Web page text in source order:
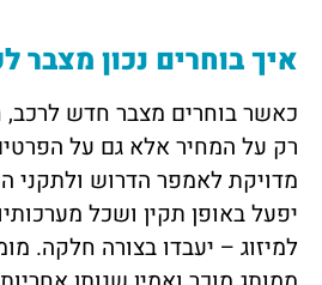
איך בוחרים נכון מצבר
כאשר בוחרים מצבר חדש
רק על המחיר אלא גם על
מדויקת לאמפר הדרוש ולתקני
יפעל באופן תקין ושכל
למיזוג – יעבדו בצורה חלקה.